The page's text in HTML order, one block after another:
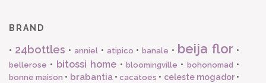
BRAND
• 24bottles • anniel• atipico •banale • beija flor •
bellerose • bitossi home • bloomingville • bohonomad •
bonne maison • brabantia•cacatoes • celeste mogador•